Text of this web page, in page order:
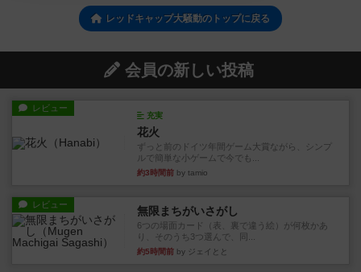
レッドキャップ大騒動のトップに戻る
会員の新しい投稿
レビュー
充実
花火
ずっと前のドイツ年間ゲーム大賞ながら、シンプ
ルで簡単な小ゲームで今でも...
約3時間前 by tamio
レビュー 無限まちがいさがし
6つの場面カード（表、裏で違う絵）が何枚かあ
り、そのうち3つ選んで、同...
約5時間前 by ジェイとと